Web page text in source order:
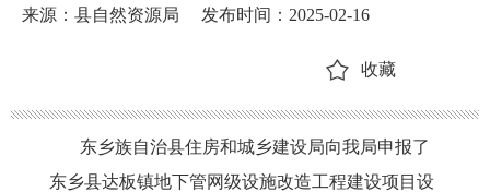
来源：县自然资源局 发布时间：2025-02-16
收藏
东乡族自治县住房和城乡建设局向我局申报了
东乡县达板镇地下管网级设施改造工程建设项目 设